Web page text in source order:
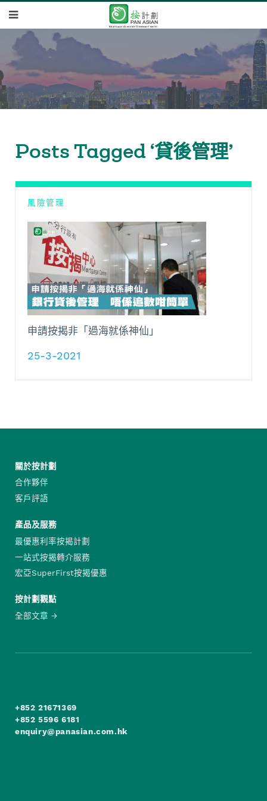
Posts Tagged ‘貸後管理’
風險管理
申請按揭非「過海就係神仙」
25-3-2021
關於按計劃
合作夥伴
客戶評語
產品及服務
最優惠利率按揭計劃
一站式按揭轉介服務
宏亞SuperFirst按揭優惠
按計劃觀點
全部文章
+852 21671369
+852 5596 6181
enquiry@panasian.com.hk